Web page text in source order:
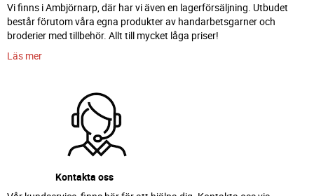
Vi finns i Ambjörnarp, där har vi även en lagerförsäljning. Utbudet
består förutom våra egna produkter av handarbetsgarner och
broderier med tillbehör. Allt till mycket låga priser!
Läs mer
Kontakta oss